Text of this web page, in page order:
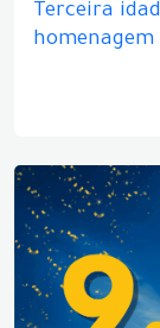
Terceira
homenagem